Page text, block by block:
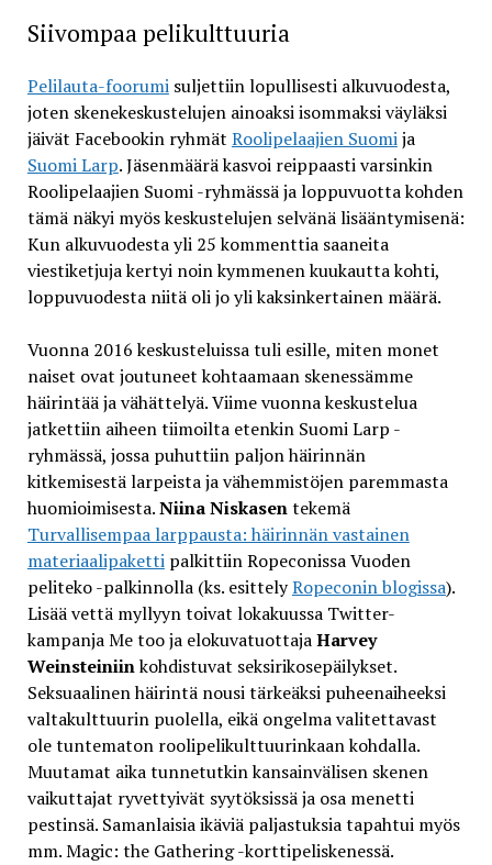
Siivompaa pelikulttuuria
Pelilauta-foorumisuljettiin lopullisesti alkuvuodesta,
joten skenekeskustelujen ainoaksi isommaksi väyläksi
jäivät Facebookin ryhmät Roolipelaajien Suomija
Suomi Larp. Jäsenmäärä kasvoi reippaasti varsinkin
Roolipelaajien Suomi -ryhmässä ja loppuvuotta kohden
tämä näkyi myös keskustelujen selvänä lisääntymisenä:
Kun alkuvuodesta yli 25 kommenttia saaneita
viestiketjuja kertyi noin kymmenen kuukautta kohti,
loppuvuodesta niitä oli jo yli kaksinkertainen määrä.
Vuonna 2016 keskusteluissa tuli esille, miten monet
naiset ovat joutuneet kohtaamaan skenessämme
häirintää ja vähättelyä. Viime vuonna keskustelua
jatkettiin aiheen tiimoilta etenkin Suomi Larp -
ryhmässä, jossa puhuttiin paljon häirinnän
kitkemisestä larpeista ja vähemmistöjen paremmasta
huomioimisesta.Niina Niskasentekemä
Turvallisempaa larppausta: häirinnän vastainen
materiaalipakettipalkittiin Ropeconissa Vuoden
peliteko -palkinnolla (ks. esittelyRopeconin blogissa).
Lisää vettä myllyyn toivat lokakuussa Twitter-
kampanja Me too ja elokuvatuottajaHarvey
Weinsteiniinkohdistuvat seksirikosepäilykset.
Seksuaalinen häirintä nousi tärkeäksi puheenaiheeksi
valtakulttuurin puolella, eikä ongelma valitettavast
ole tuntematon roolipelikulttuurinkaan kohdalla.
Muutamat aika tunnetutkin kansainvälisen skenen
vaikuttajat ryvettyivät syytöksissä ja osa menetti
pestinsä. Samanlaisia ikäviä paljastuksia tapahtui myös
mm. Magic: the Gathering -korttipeliskenessä.